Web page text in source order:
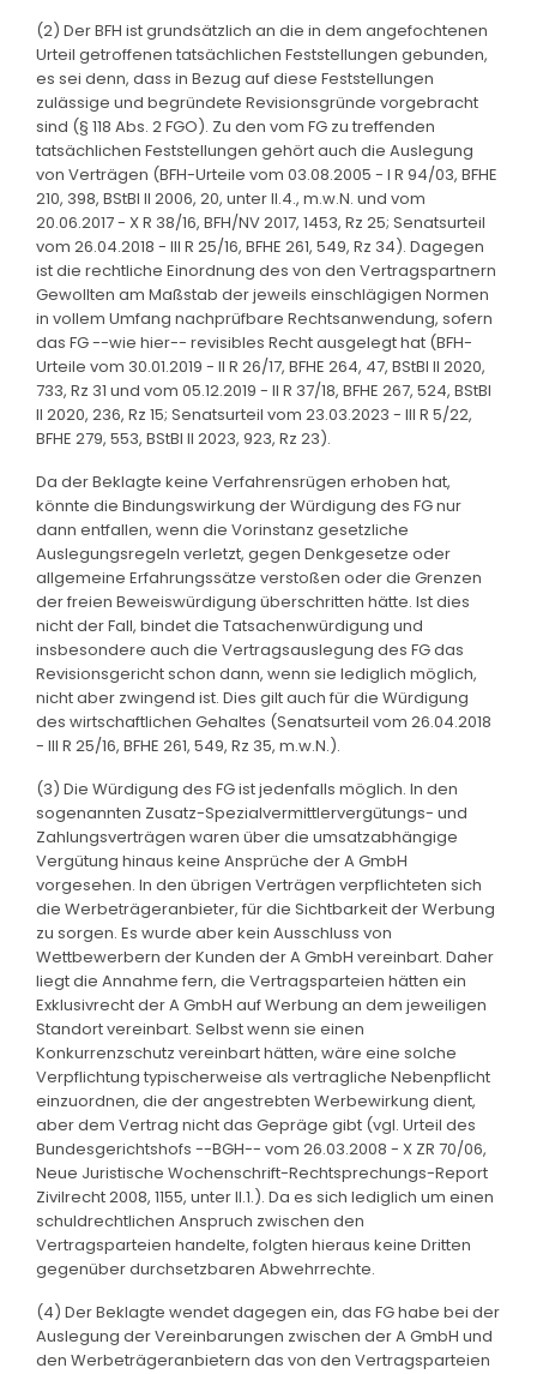
(2) Der BFH ist grundsätzlich an die in dem angefochtenen
Urteil getroffenen tatsächlichen Feststellungen gebunden,
es sei denn, dass in Bezug auf diese Feststellungen
zulässige und begründete Revisionsgründe vorgebracht
sind (§ 118 Abs. 2 FGO). Zu den vom FG zu treffenden
tatsächlichen Feststellungen gehört auch die Auslegung
von Verträgen (BFH-Urteile vom 03.08.2005 - I R 94/03, BFHE
210, 398, BStBl II 2006, 20, unter II.4., m.w.N. und vom
20.06.2017 - X R 38/16, BFH/NV 2017, 1453, Rz 25; Senatsurteil
vom 26.04.2018 - III R 25/16, BFHE 261, 549, Rz 34). Dagegen
ist die rechtliche Einordnung des von den Vertragspartnern
Gewollten am Maßstab der jeweils einschlägigen Normen
in vollem Umfang nachprüfbare Rechtsanwendung, sofern
das FG --wie hier-- revisibles Recht ausgelegt hat (BFH-
Urteile vom 30.01.2019 - II R 26/17, BFHE 264, 47, BStBl II 2020,
733, Rz 31 und vom 05.12.2019 - II R 37/18, BFHE 267, 524, BStBl
II 2020, 236, Rz 15; Senatsurteil vom 23.03.2023 - III R 5/22,
BFHE 279, 553, BStBl II 2023, 923, Rz 23).
Da der Beklagte keine Verfahrensrügen erhoben hat,
könnte die Bindungswirkung der Würdigung des FG nur
dann entfallen, wenn die Vorinstanz gesetzliche
Auslegungsregeln verletzt, gegen Denkgesetze oder
allgemeine Erfahrungssätze verstoßen oder die Grenzen
der freien Beweiswürdigung überschritten hätte. Ist dies
nicht der Fall, bindet die Tatsachenwürdigung und
insbesondere auch die Vertragsauslegung des FG das
Revisionsgericht schon dann, wenn sie lediglich möglich,
nicht aber zwingend ist. Dies gilt auch für die Würdigung
des wirtschaftlichen Gehaltes (Senatsurteil vom 26.04.2018
- III R 25/16, BFHE 261, 549, Rz 35, m.w.N.).
(3) Die Würdigung des FG ist jedenfalls möglich. In den
sogenannten Zusatz-Spezialvermittlervergütungs- und
Zahlungsverträgen waren über die umsatzabhängige
Vergütung hinaus keine Ansprüche der A GmbH
vorgesehen. In den übrigen Verträgen verpflichteten sich
die Werbeträgeranbieter, für die Sichtbarkeit der Werbung
zu sorgen. Es wurde aber kein Ausschluss von
Wettbewerbern der Kunden der A GmbH vereinbart. Daher
liegt die Annahme fern, die Vertragsparteien hätten ein
Exklusivrecht der A GmbH auf Werbung an dem jeweiligen
Standort vereinbart. Selbst wenn sie einen
Konkurrenzschutz vereinbart hätten, wäre eine solche
Verpflichtung typischerweise als vertragliche Nebenpflicht
einzuordnen, die der angestrebten Werbewirkung dient,
aber dem Vertrag nicht das Gepräge gibt (vgl. Urteil des
Bundesgerichtshofs --BGH-- vom 26.03.2008 - X ZR 70/06,
Neue Juristische Wochenschrift-Rechtsprechungs-Report
Zivilrecht 2008, 1155, unter II.1.). Da es sich lediglich um einen
schuldrechtlichen Anspruch zwischen den
Vertragsparteien handelte, folgten hieraus keine Dritten
gegenüber durchsetzbaren Abwehrrechte.
(4) Der Beklagte wendet dagegen ein, das FG habe bei der
Auslegung der Vereinbarungen zwischen der A GmbH und
den Werbeträgeranbietern das von den Vertragsparteien